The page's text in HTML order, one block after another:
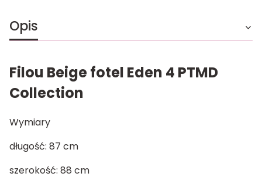
Opis
Filou Beige fotel Eden 4 PTMD
Collection
Wymiary
długość: 87 cm
szerokość: 88 cm